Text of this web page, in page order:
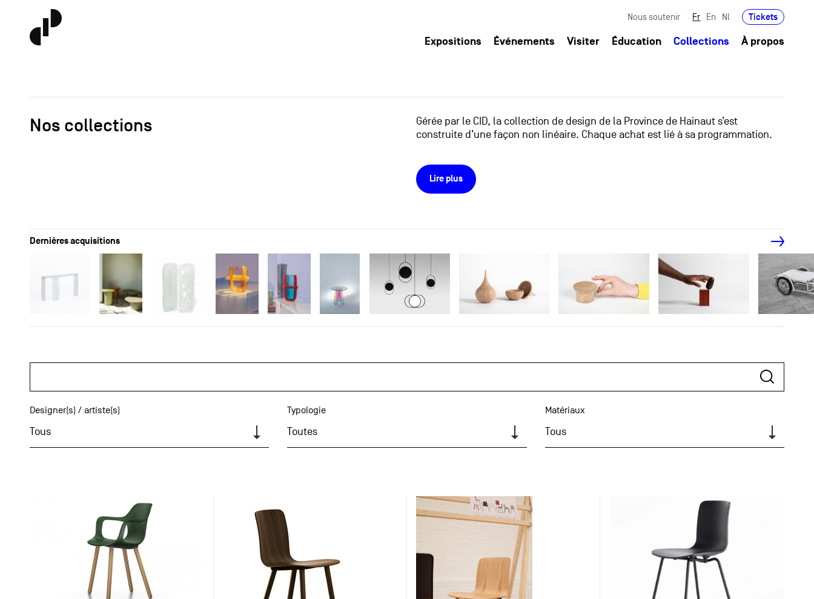
Nous soutenir Fr En Nl Tickets
Expositions Événements Visiter Éducation Collections À propos
Nos collections
Gérée par le CID, la collection de design de la Province de Hainaut s’est
construite d’une façon non linéaire. Chaque achat est lié à sa programmation.
Lire plus
Dernières acquisitions
Designer(s) / artiste(s)
Tous
Typologie
Toutes
Matériaux
Tous